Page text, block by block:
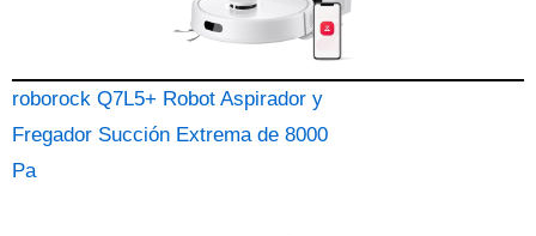
roborock Q7L5+ Robot Aspirador y
Fregador Succión Extrema de 8000
Pa